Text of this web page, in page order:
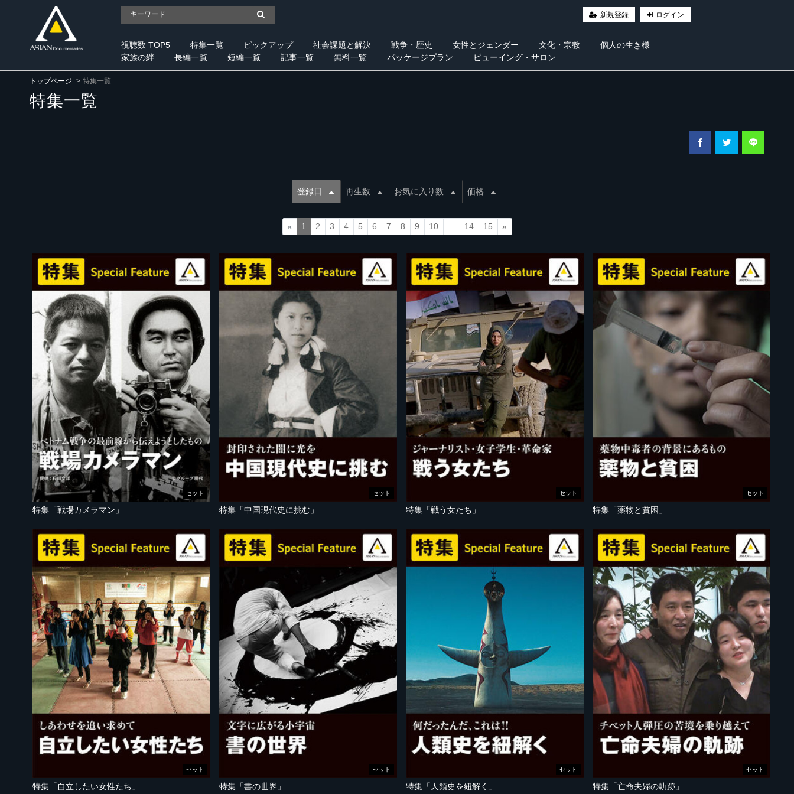
新規登録 ログイン
視聴数 TOP5 特集一覧 ピックアップ 社会課題と解決 戦争・歴史 女性とジェンダー 文化・宗教
個人の生き様
家族の絆
長編一覧 短編一覧 記事一覧 無料一覧 パッケージプラン ビューイング・サロン
トップページ 特集一覧
特集一覧
登録日 再生数 お気に入り数 価格
« 1 2 3 4 5 6 7 8 9 10 14 15 »
セット
特集「戦場カメラマン」
セット
特集「中国現代史に挑む」
セット
特集「戦う女たち」
セット
特集「薬物と貧困」
セット
特集「自立したい女性たち」
セット
特集「書の世界」
セット
特集「人類史を紐解く」
セット
特集「亡命夫婦の軌跡」